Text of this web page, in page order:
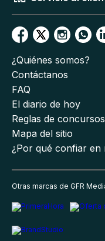
¿Quiénes somos?
Contáctanos
FAQ
El diario de hoy
Reglas de concursos
Mapa del sitio
¿Por qué confiar en
Otras marcas de GFR